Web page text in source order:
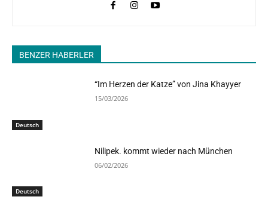
BENZER HABERLER
Deutsch
“Im Herzen der Katze” von Jina Khayyer
15/03/2026
Deutsch
Nilipek. kommt wieder nach München
06/02/2026